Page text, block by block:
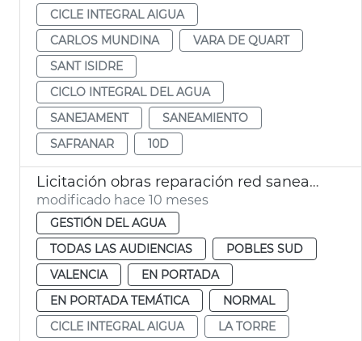
CICLE INTEGRAL AIGUA
CARLOS MUNDINA
VARA DE QUART
SANT ISIDRE
CICLO INTEGRAL DEL AGUA
SANEJAMENT
SANEAMIENTO
SAFRANAR
10D
Licitación obras reparación red saneamiento pedanías sur Valencia dana
modificado hace 10 meses
GESTIÓN DEL AGUA
TODAS LAS AUDIENCIAS
POBLES SUD
VALENCIA
EN PORTADA
EN PORTADA TEMÁTICA
NORMAL
CICLE INTEGRAL AIGUA
LA TORRE